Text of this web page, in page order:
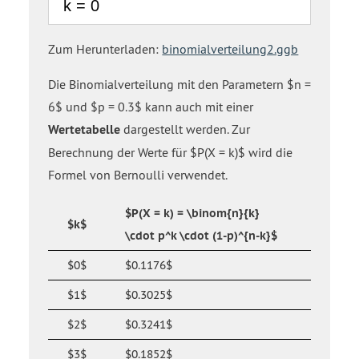
Zum Herunterladen: binomialverteilung2.ggb
Die Binomialverteilung mit den Parametern $n =
6$ und $p = 0.3$ kann auch mit einer
Wertetabelle dargestellt werden. Zur
Berechnung der Werte für $P(X = k)$ wird die
Formel von Bernoulli verwendet.
$k$
$P(X = k) = \binom{n}{k}
\cdot p^k \cdot (1-p)^{n-k}$
$0$ $0.1176$
$1$ $0.3025$
$2$ $0.3241$
$3$ $0.1852$